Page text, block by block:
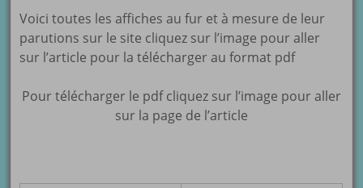
Voici toutes les affiches au fur et à mesure de leur
parutions sur le site cliquez sur l’image pour aller
sur l’article pour la télécharger au format pdf
Pour télécharger le pdf cliquez sur l’image pour aller
sur la page de l’article